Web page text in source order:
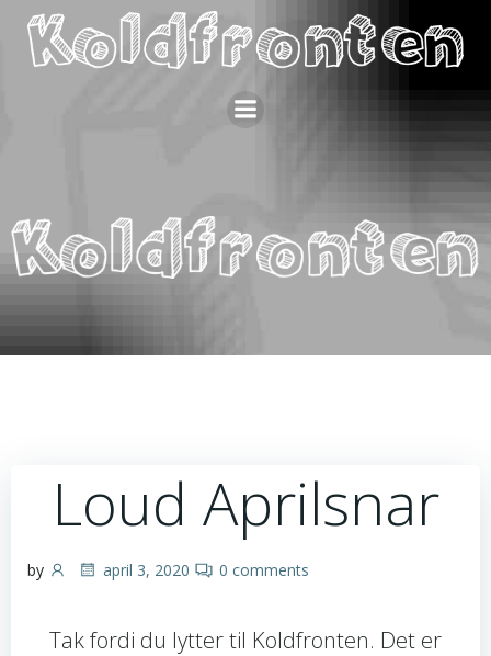
til
indhold
Loud Aprilsnar
by april 3, 2020 0 comments
Tak fordi du lytter til Koldfronten. Det er